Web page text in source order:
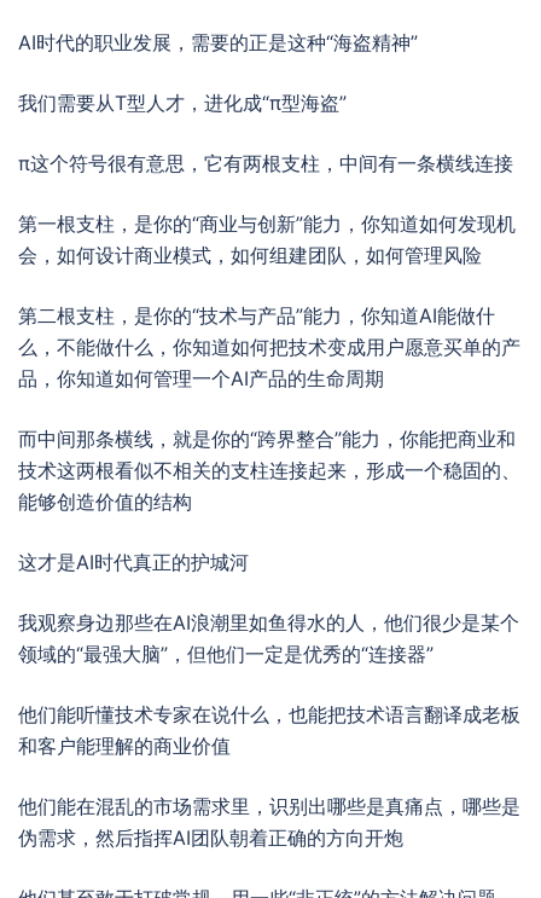
AI时代的职业发展，需要的正是这种“海盗精神”
我们需要从T型人才，进化成“π型海盗”
π这个符号很有意思，它有两根支柱，中间有一条横线连接
第一根支柱，是你的“商业与创新”能力，你知道如何发现机
会，如何设计商业模式，如何组建团队，如何管理风险
第二根支柱，是你的“技术与产品”能力，你知道AI能做什
么，不能做什么，你知道如何把技术变成用户愿意买单的产
品，你知道如何管理一个AI产品的生命周期
而中间那条横线，就是你的“跨界整合”能力，你能把商业和
技术这两根看似不相关的支柱连接起来，形成一个稳固的、
能够创造价值的结构
这才是AI时代真正的护城河
我观察身边那些在AI浪潮里如鱼得水的人，他们很少是某个
领域的“最强大脑”，但他们一定是优秀的“连接器”
他们能听懂技术专家在说什么，也能把技术语言翻译成老板
和客户能理解的商业价值
他们能在混乱的市场需求里，识别出哪些是真痛点，哪些是
伪需求，然后指挥AI团队朝着正确的方向开炮